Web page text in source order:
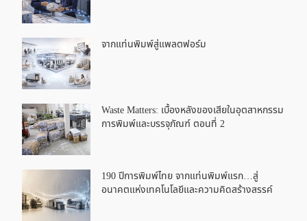
จากแท่นพิมพ์สู่แพลตฟอร์ม
Waste Matters: เบื้องหลังของเสียในอุตสาหกรรม
การพิมพ์และบรรจุภัณฑ์ ตอนที่ 2
190 ปีการพิมพ์ไทย จากแท่นพิมพ์แรก…สู่
อนาคตแห่งเทคโนโลยีและความคิดสร้างสรรค์